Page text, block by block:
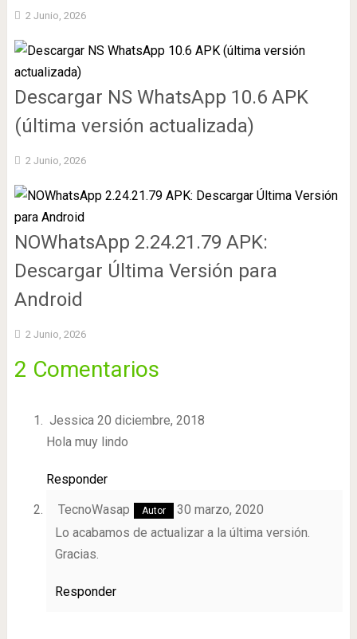
2 Junio, 2026
Descargar NS WhatsApp 10.6 APK
(última versión actualizada)
2 Junio, 2026
NOWhatsApp 2.24.21.79 APK:
Descargar Última Versión para
Android
2 Junio, 2026
2 Comentarios
Jessica 20 diciembre, 2018
Hola muy lindo
Responder
TecnoWasap
30 marzo, 2020
Lo acabamos de actualizar a la última versión.
Gracias.
Responder